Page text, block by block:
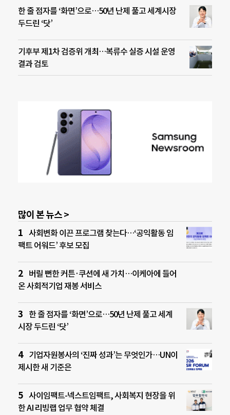
한 줄 점자를 ‘화면’으로…50년 난제 풀고 세계시장
두드린 ‘닷’
기후부 제1차 검증위 개최…복류수 실증 시설 운영
결과 검토
많이 본 뉴스 >
사회변화 이끈 프로그램 찾는다…‘공익활동 임
팩트 어워드’ 후보 모집
버릴 뻔한 커튼·쿠션에 새 가치…이케아에 들어
온 사회적기업 재봉 서비스
한 줄 점자를 ‘화면’으로…50년 난제 풀고 세계
시장 두드린 ‘닷’
기업자원봉사의 ‘진짜 성과’는 무엇인가…UN이
제시한 새 기준은
사이임팩트-넥스트임팩트, 사회복지 현장을 위
한 AI 리빙랩 업무 협약 체결